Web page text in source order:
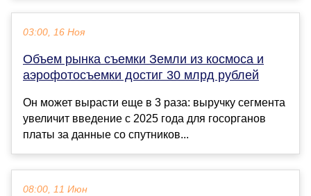
03:00, 16 Ноя
Объем рынка съемки Земли из космоса и
аэрофотосъемки достиг 30 млрд рублей
Он может вырасти еще в 3 раза: выручку сегмента
увеличит введение с 2025 года для госорганов
платы за данные со спутников...
08:00, 11 Июн